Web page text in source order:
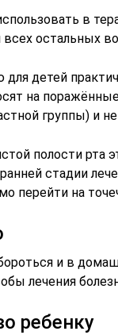
в
остальных
детей
на
группы) и
полости
стадии
перейти на
и в
лечения
ребенку